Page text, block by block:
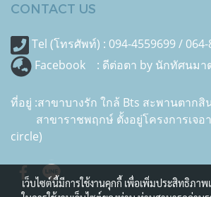
CONTACT US
Tel (โทรศัพท์) : 094-4559699 /
Facebook : ดีต่อตา by นักทัศนมา
ที่อยู่ :สาขาบางรัก ใกล้ Bts สะพานตากสิ
สาขาราชพฤกษ์ ตั้งอยู่โครงการเจอา
circle)
เว็บไซต์นี้มีการใช้งานคุกกี้ เพื่อเพิ่มประสิทธิภา